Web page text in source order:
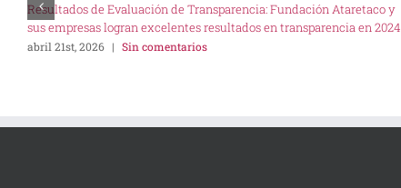
Resultados de Evaluación de Transparencia: Fundación Ataretaco y
sus empresas logran excelentes resultados en transparencia en 2024
abril 21st, 2026 | Sin comentarios